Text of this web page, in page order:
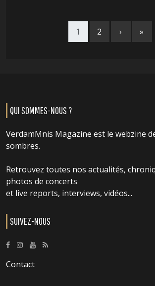
1 2 › »
QUI SOMMES-NOUS ?
VerdamMnis Magazine est le webzine
sombres.
Retrouvez toutes nos actualités,
photos de concerts
et live reports, interviews, vidéos...
SUIVEZ-NOUS
Contact